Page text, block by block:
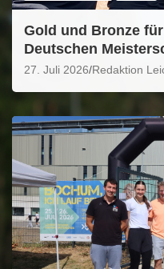
Gold und Bronze
Deutschen
27. Juli 2026 Redaktion